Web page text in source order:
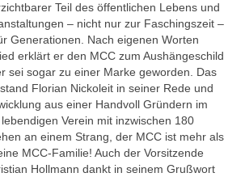
2017/2018
2016/2017
2017
2017
2016/2017
Teil des öffentlichen Lebens und
– nicht nur zur Faschingszeit –
Generationen. Nach eigenen Worten
erklärt er den MCC zum Aushängeschild
sei sogar zu einer Marke geworden. Das
Florian Nickoleit in seiner Rede und
aus einer Handvoll Gründern im
Verein mit inzwischen 180
an einem Strang, der MCC ist mehr als
MCC-Familie! Auch der Vorsitzende
Hollmann dankt in seinem Grußwort